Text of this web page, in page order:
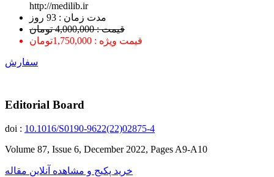
http://medilib.ir
ﻣﺪﺕ ﺯﻣﺎﻥ : 93 ﺭﻭﺯ
قیمت : 4,000,000 تومان
قیمت ویژه : 1,750,000تومان
سفارش
Editorial Board
doi : 10.1016/S0190-9622(22)02875-4
Volume 87, Issue 6, December 2022, Pages A9-A10
خرید پکیج و مشاهده آنلاین مقاله